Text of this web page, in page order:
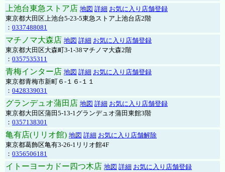
上池台東急ストア店 地図 詳細 お気に入り店舗登録
東京都大田区上池台5-23-5東急ストア上池台店2階
： 0337488081
マチノマ大森店 地図 詳細 お気に入り店舗登録
東京都大田区大森町3-1-38マチノマ大森2階
： 0357535311
青梅インター店 地図 詳細 お気に入り店舗登録
東京都青梅市新町６-１６-１１
： 0428339031
グランデュオ蒲田店 地図 詳細 お気に入り店舗登録
東京都大田区蒲田5-13-1グランデュオ蒲田東館3階
： 0357138301
亀有店(リリオ館) 地図 詳細 お気に入り店舗解除
東京都葛飾区亀有3-26-1リリオ館4F
： 0356506181
イトーヨーカドー四つ木店 地図 詳細 お気に入り店舗登録